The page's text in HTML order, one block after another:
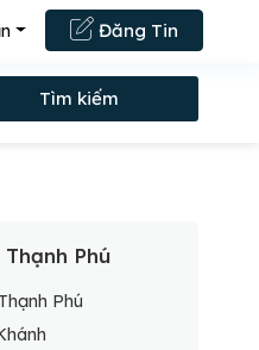
Đăng Tin
Phú
Phú
Tìm kiếm